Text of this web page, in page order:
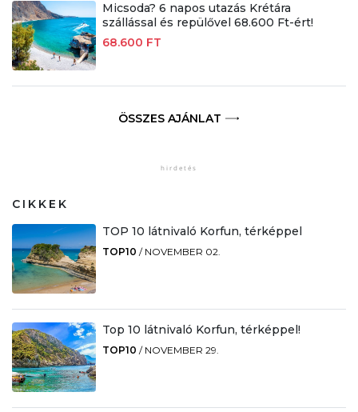
Micsoda? 6 napos utazás Krétára
szállással és repülővel 68.600 Ft-ért!
68.600 FT
ÖSSZES AJÁNLAT
CIKKEK
TOP 10 látnivaló Korfun, térképpel
TOP10 / NOVEMBER 02.
Top 10 látnivaló Korfun, térképpel!
TOP10 / NOVEMBER 29.